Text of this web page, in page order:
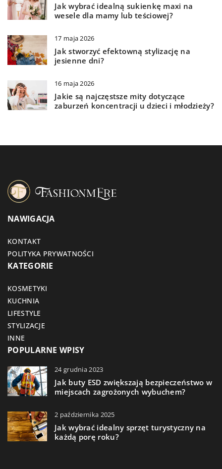
Jak wybrać idealną sukienkę maxi na
wesele dla mamy lub teściowej?
17 maja 2026
Jak stworzyć efektowną stylizację na
jesienne dni?
16 maja 2026
Jakie są najczęstsze mity dotyczące
zaburzeń koncentracji u dzieci i młodzieży?
NAWIGACJA
KONTAKT
POLITYKA PRYWATNOŚCI
KATEGORIE
KOSMETYKI
KUCHNIA
LIFESTYLE
STYLIZACJE
INNE
POPULARNE WPISY
24 grudnia 2023
Jak buty ESD zwiększają bezpieczeństwo w
miejscach zagrożonych wybuchem?
2 października 2025
Jak wybrać idealny sprzęt turystyczny na
każdą porę roku?